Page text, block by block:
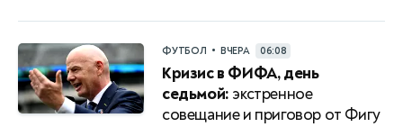
ФУТБОЛ • ВЧЕРА 06:08
Кризис в ФИФА, день
седьмой: экстренное
совещание и приговор от Фигу